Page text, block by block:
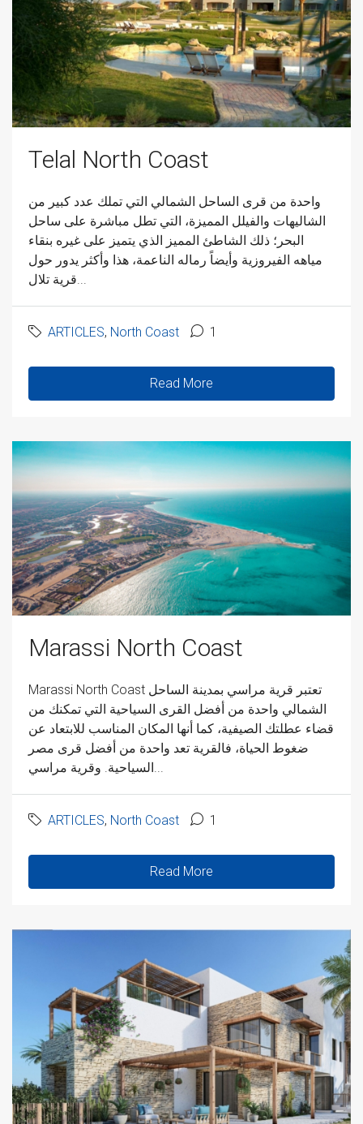
Telal North Coast
واحدة من قرى الساحل الشمالي التي تملك عدد كبير من
الشاليهات والفيلل المميزة، التي تطل مباشرة على ساحل
البحر؛ ذلك الشاطئ المميز الذي يتميز على غيره بنقاء
مياهه الفيروزية وأيضاً رماله الناعمة، هذا وأكثر يدور حول
قرية تلال...
ARTICLES, North Coast 1
Read More
Marassi North Coast
Marassi North Coast تعتبر قرية مراسي بمدينة الساحل
الشمالي واحدة من أفضل القرى السياحية التي تمكنك من
قضاء عطلتك الصيفية، كما أنها المكان المناسب للابتعاد عن
ضغوط الحياة، فالقرية تعد واحدة من أفضل قرى مصر
ARTICLES, North Coast 1
Read More